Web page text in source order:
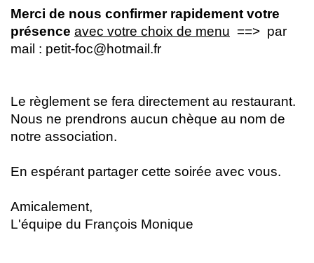
Merci de nous confirmer rapidement votre
présence avec votre choix de menu ==> par
mail : petit-foc@hotmail.fr
Le règlement se fera directement au restaurant.
Nous ne prendrons aucun chèque au nom de
notre association.
En espérant partager cette soirée avec vous.
Amicalement,
L'équipe du François Monique